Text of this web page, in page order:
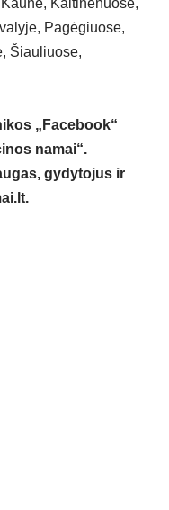
Pagėgiuose,
Šiauliuose,
„Facebook“
namai“.
gydytojus ir
.